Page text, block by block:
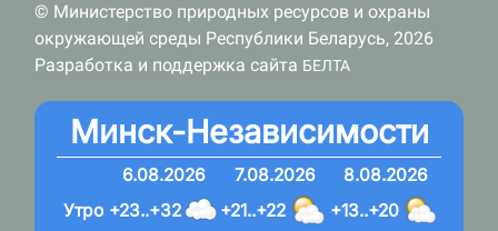
© Министерство природных ресурсов и охраны
окружающей среды Республики Беларусь, 2026
Разработка и поддержка сайта БЕЛТА
Минск-Независимости
6.08.2026
+23..+32
7.08.2026
+21..+22
8.08.2026
+13..+20
Утро